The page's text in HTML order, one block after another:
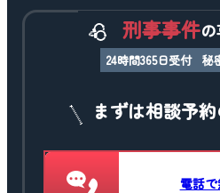
刑事事件
24時間365日受付 秘
まずは相談予
電話